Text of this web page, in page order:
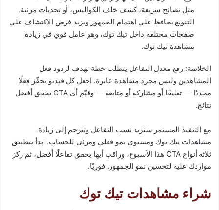
مثل نصائح سريعة، كشف خلف الكواليس، أو تحديات مرئية.
التنويع يحافظ على اهتمام الجمهور ويزيد فرص الاكتشاف على
صفحات مختلفة داخل تيك توك، وهو عامل قوي في زيادة
مشاهدة تيك توك.
الخلاصة: رفع معدل التفاعل يتطلب خطة تهدف لردود فعل
المشاهدين وليس مجرد مشاهدة عابرة. اجعل كل فيديو يحفّز فعلًا
محددًا — تعليقًا أو مشاركة أو متابعة — وقيّم أي CTA يحقق أفضل
نتائج.
مع التنفيذ المستمر ستزيد نسب التفاعل وتترجم إلى زيادة
مشاهدات تيك توك ومستوى نمو فعلي ومرئي للحساب. ابدأ بتطبيق
ثلاثة أنواع CTA هذا الأسبوع، وراقب أيها يحقق تفاعلًا أفضل، ثم ركز
مواردك عليه لتحسين نمو الجمهور. فوريًا.
شراء مشاهدات تيك توك